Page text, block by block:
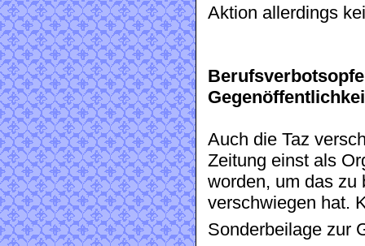
Aktion allerdings
Auch die Taz
Zeitung einst als
worden, um das zu
verschwiegen hat.
Sonderbeilage zur